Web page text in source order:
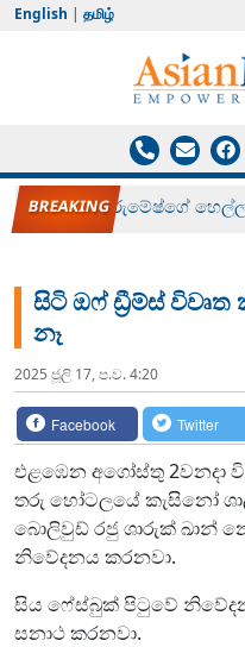
English | தமிழ்
රන් ගෙනා රුමේෂ්ගේ
සිටි ඔෆ් ඩ්‍රීම්ස්
නෑ
2025 ජූලි 17, ප.ව. 4:20
Facebook Twitter
එළඹෙන අගෝස්තු 2වනදා
තරු හෝටලයේ කැසිනෝ
බොලිවුඩ් රජු ශාරුක් ඛාන්
නිවේදනය කරනවා.
සිය ෆේස්බුක් පිටුවේ
සනාථ කරනවා.